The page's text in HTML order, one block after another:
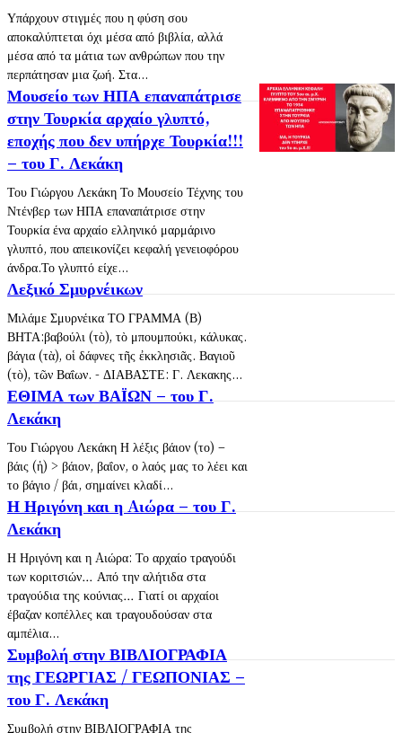
Υπάρχουν στιγμές που η φύση σου
αποκαλύπτεται όχι μέσα από βιβλία, αλλά
μέσα από τα μάτια των ανθρώπων που την
περπάτησαν μια ζωή. Στα...
Μουσείο των ΗΠΑ επαναπάτρισε
στην Τουρκία αρχαίο γλυπτό,
εποχής που δεν υπήρχε Τουρκία!!!
– του Γ. Λεκάκη
Του Γιώργου Λεκάκη Το Μουσείο Τέχνης του
Ντένβερ των ΗΠΑ επαναπάτρισε στην
Τουρκία ένα αρχαίο ελληνικό μαρμάρινο
γλυπτό, που απεικονίζει κεφαλή γενειοφόρου
άνδρα.Το γλυπτό είχε...
Λεξικό Σμυρνέικων
Μιλάμε Σμυρνέικα ΤΟ ΓΡΑΜΜΑ (Β)
ΒΗΤΑ:βαβούλι (τὸ), τὸ μπουμπούκι, κάλυκας.
βάγια (τὰ), οἱ δάφνες τῆς ἐκκλησιᾶς. Βαγιοῦ
(τὸ), τῶν Βαΐων. - ΔΙΑΒΑΣΤΕ: Γ. Λεκακης...
ΕΘΙΜΑ των ΒΑΪΩΝ – του Γ.
Λεκάκη
Του Γιώργου Λεκάκη Η λέξις βάιον (το) –
βάις (ἡ) > βάιον, βαΐον, ο λαός μας το λέει και
το βάγιο / βάι, σημαίνει κλαδί...
Η Ηριγόνη και η Aιώρα – του Γ.
Λεκάκη
Η Ηριγόνη και η Aιώρα: Το αρχαίο τραγούδι
των κοριτσιών… Από την αλήτιδα στα
τραγούδια της κούνιας… Γιατί οι αρχαίοι
έβαζαν κοπέλλες και τραγουδούσαν στα
αμπέλια...
Συμβολή στην ΒΙΒΛΙΟΓΡΑΦΙΑ
της ΓΕΩΡΓΙΑΣ / ΓΕΩΠΟΝΙΑΣ –
του Γ. Λεκάκη
Συμβολή στην ΒΙΒΛΙΟΓΡΑΦΙΑ της